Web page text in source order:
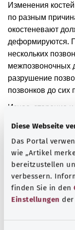
Diese Webseite
Das Portal
wie „Artikel
bereitzustellen
verbessern.
finden Sie in den
Einstellungen der
Изменения
по разным
окостеневают
деформируются.
нескольких
межпозвоночных
разрушение
позвонков до сих
Износ, старение
позвонков. Из-
больше не могут
отдельные
межпозвоночных
быть больше,
повышенное
позвонков при